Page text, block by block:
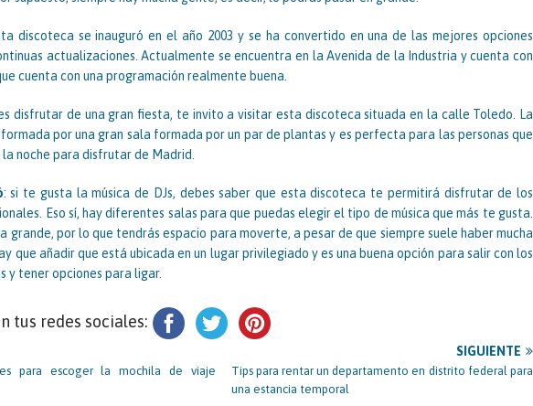
discoteca se inauguró en el año 2003 y se ha convertido en una de las mejores opciones
actualizaciones. Actualmente se encuentra en la Avenida de la Industria y cuenta con
cuenta con una programación realmente buena.
disfrutar de una gran fiesta, te invito a visitar esta discoteca situada en la calle Toledo. La
por una gran sala formada por un par de plantas y es perfecta para las personas que
noche para disfrutar de Madrid.
: si te gusta la música de DJs, debes saber que esta discoteca te permitirá disfrutar de los
Eso sí, hay diferentes salas para que puedas elegir el tipo de música que más te gusta.
grande, por lo que tendrás espacio para moverte, a pesar de que siempre suele haber mucha
que añadir que está ubicada en un lugar privilegiado y es una buena opción para salir con los
y tener opciones para ligar.
tus redes sociales:
para escoger la mochila de viaje
SIGUIENTE
Tips para rentar un departamento en distrito federal para
una estancia temporal